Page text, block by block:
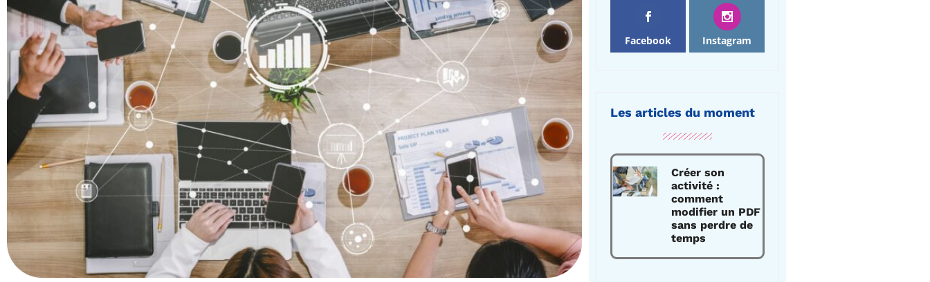
Facebook Instagram
Les articles du moment
Créer son
activité :
comment
modifier un PDF
sans perdre de
temps